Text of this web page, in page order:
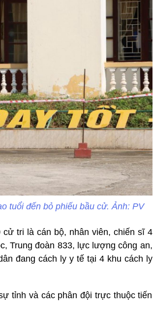
tuổi đến bỏ phiếu bầu cử. Ảnh: PV
tri là cán bộ, nhân viên, chiến sĩ 4
Trung đoàn 833, lực lượng công an,
đang cách ly y tế tại 4 khu cách ly
tỉnh và các phân đội trực thuộc tiến